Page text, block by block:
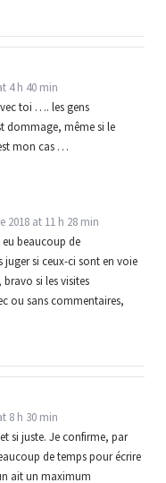
4 h 40 min
toi …. les gens
dommage, même si le
mon cas …
2018 at 11 h 28 min
eu beaucoup de
si ceux-ci sont en voie
si les visites
ou sans commentaires,
8 h 30 min
si juste. Je confirme, par
de temps pour écrire
ait un maximum